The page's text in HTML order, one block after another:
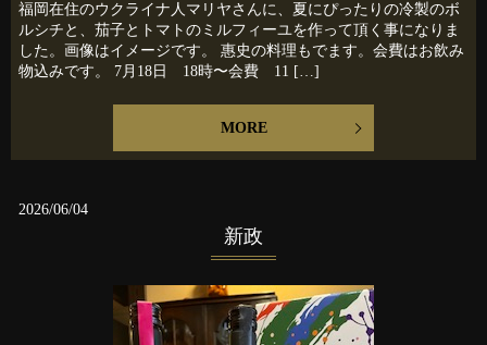
福岡在住のウクライナ人マリヤさんに、夏にぴったりの冷製のボ
ルシチと、茄子とトマトのミルフィーユを作って頂く事になりま
した。画像はイメージです。 惠史の料理もでます。会費はお飲み
物込みです。 7月18日 18時〜会費 11 […]
MORE
2026/06/04
新政